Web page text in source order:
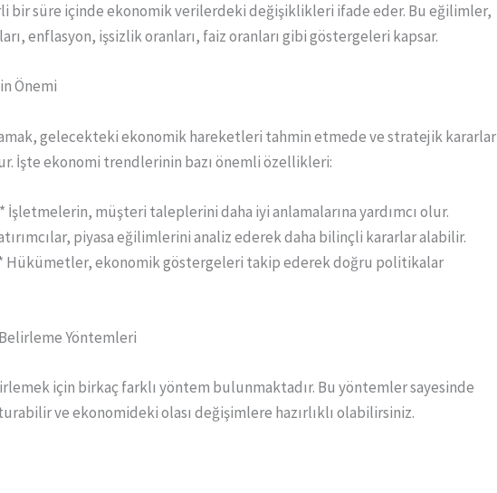
bir süre içinde ekonomik verilerdeki değişiklikleri ifade eder. Bu eğilimler,
enflasyon, işsizlik oranları, faiz oranları gibi göstergeleri kapsar.
Önemi
gelecekteki ekonomik hareketleri tahmin etmede ve stratejik kararlar
İşte ekonomi trendlerinin bazı önemli özellikleri:
İşletmelerin, müşteri taleplerini daha iyi anlamalarına yardımcı olur.
piyasa eğilimlerini analiz ederek daha bilinçli kararlar alabilir.
Hükümetler, ekonomik göstergeleri takip ederek doğru politikalar
Yöntemleri
için birkaç farklı yöntem bulunmaktadır. Bu yöntemler sayesinde
ve ekonomideki olası değişimlere hazırlıklı olabilirsiniz.